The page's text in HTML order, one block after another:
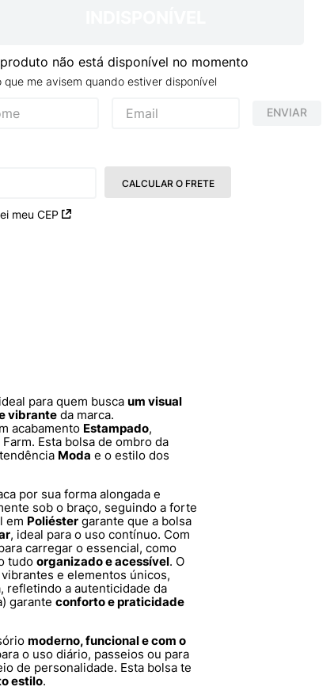
não está disponível no momento
que me avisem quando estiver disponível
ENVIAR
meu CEP
CALCULAR O FRETE
para quem busca um visual
vibrante da marca.
acabamento Estampado,
Esta bolsa de ombro da
Moda e o estilo dos
por sua forma alongada e
sob o braço, seguindo a forte
em Poliéster garante que a bolsa
, ideal para o uso contínuo. Com
carregar o essencial, como
tudo organizado e acessível. O
e elementos únicos,
refletindo a autenticidade da
garante conforto e praticidade
moderno, funcional e com o
o uso diário, passeios ou para
de personalidade. Esta bolsa te
estilo.